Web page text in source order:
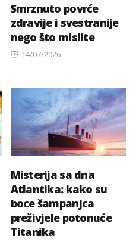
Smrznuto povrće
zdravije i svestranije
nego što mislite
Posted
14/07/2026
Misterija sa dna
Atlantika: kako su
boce šampanjca
preživjele potonuće
Titanika